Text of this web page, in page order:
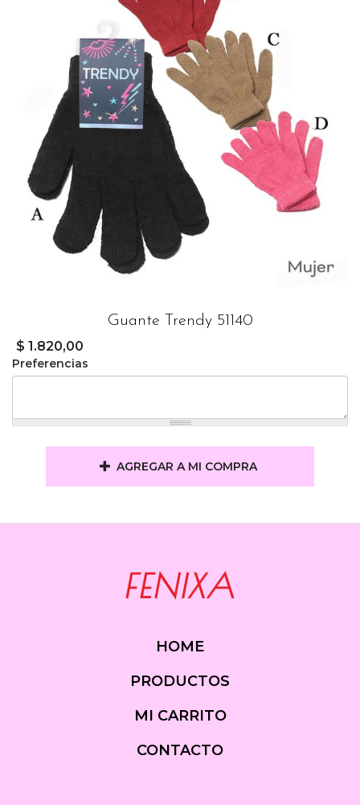
Guante Trendy 51140
$ 1.820,00
Preferencias
AGREGAR A MI COMPRA
HOME
PRODUCTOS
MI CARRITO
CONTACTO